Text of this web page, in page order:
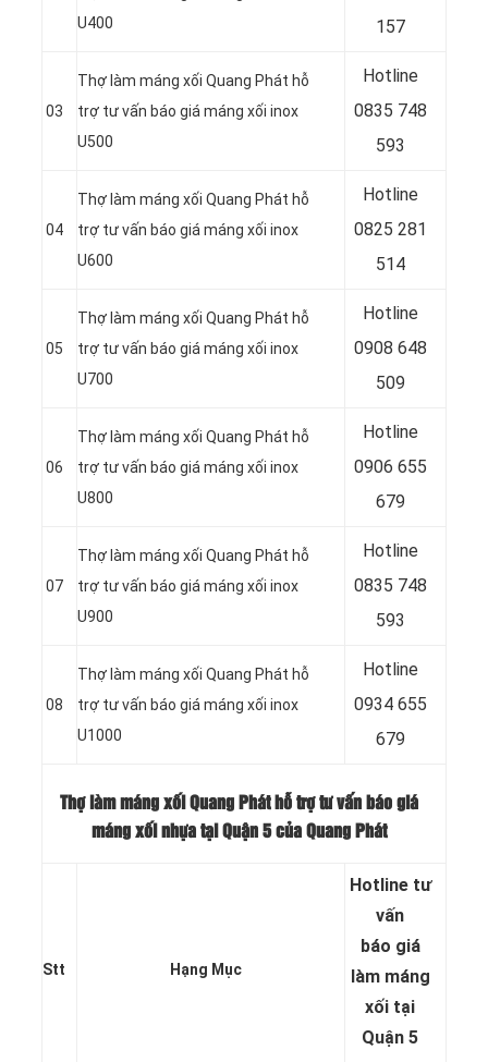
U400
157
03
Thợ làm máng xối Quang Phát hỗ
trợ tư vấn báo giá máng xối inox
U500
Hotline
0835 748
593
04
Thợ làm máng xối Quang Phát hỗ
trợ tư vấn báo giá máng xối inox
U600
Hotline
0825 281
514
05
Thợ làm máng xối Quang Phát hỗ
trợ tư vấn báo giá máng xối inox
U700
Hotline
0908 648
509
06
Thợ làm máng xối Quang Phát hỗ
trợ tư vấn báo giá máng xối inox
U800
Hotline
0906 655
679
07
Thợ làm máng xối Quang Phát hỗ
trợ tư vấn báo giá máng xối inox
U900
Hotline
0835 748
593
08
Thợ làm máng xối Quang Phát hỗ
trợ tư vấn báo giá máng xối inox
U1000
Hotline
0934 655
679
Thợ làm máng xối Quang Phát hỗ trợ tư vấn báo giá
máng xối nhựa tại Quận 5 của Quang Phát
Stt Hạng Mục
Hotline tư
vấn
báo giá
làm máng
xối tại
Quận 5